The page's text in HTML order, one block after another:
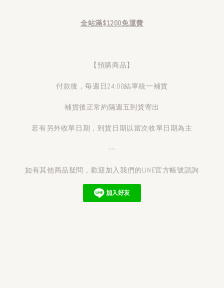
全站滿$1200免運費
【預購商品】
付款後，每週日24:00結單統一補貨
補貨後正常約隔週五到貨寄出
若有另外收單日期，到貨日期以當次收單日期為主
---
如有其他商品疑問，歡迎加入我們的LINE官方帳號諮詢